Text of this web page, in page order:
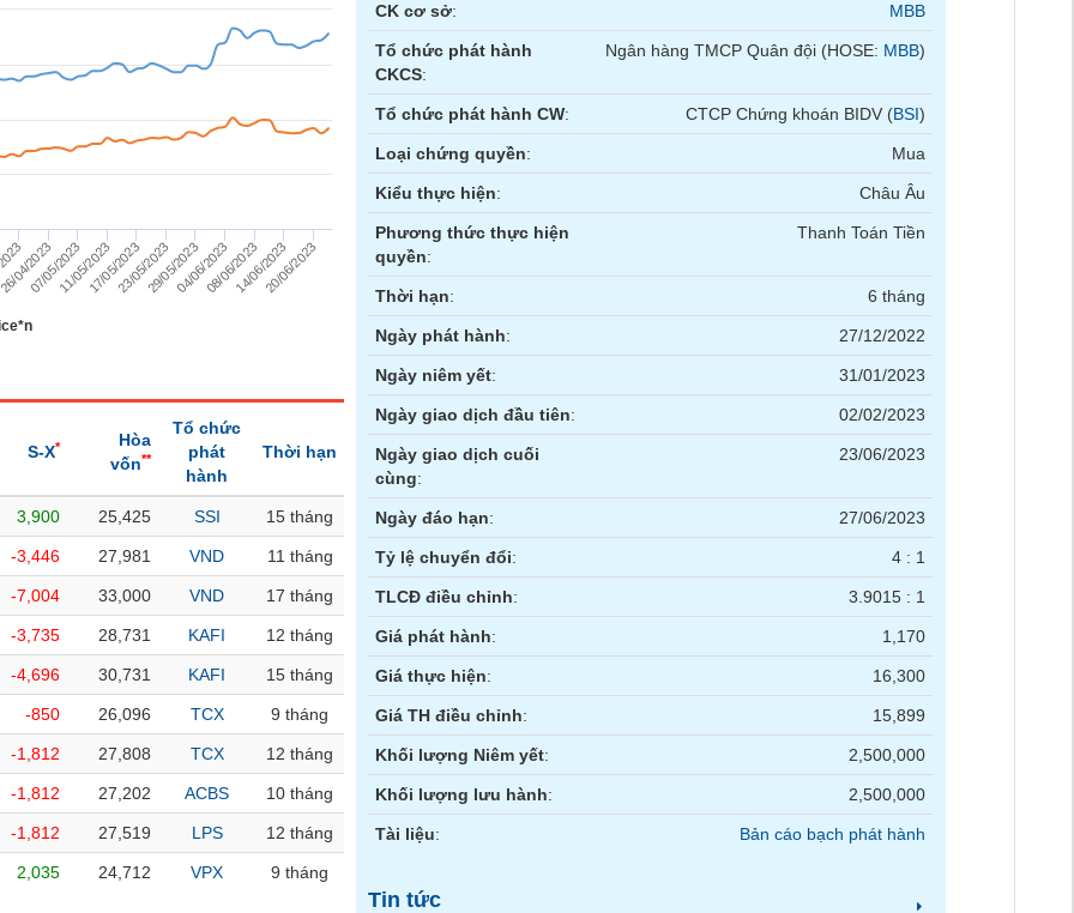
04/2023
07/05/202311/05/202317/05/202323/05/202329/05/202304/06/202308/06/202314/06/202320/06/2023
S-X*
Hòa
vốn**
Tổ chức
phát
hành
Thời hạn
3,900 25,425 SSI 15 tháng
-3,446 27,981 VND 11 tháng
-7,004 33,000 VND 17 tháng
-3,735 28,731 KAFI 12 tháng
-4,696 30,731 KAFI 15 tháng
-850 26,096 TCX 9 tháng
-1,812 27,808 TCX 12 tháng
-1,812 27,202 ACBS 10 tháng
-1,812 27,519 LPS 12 tháng
2,035 24,712 VPX 9 tháng
CK cơ sở: MBB
Tổ chức phát hành
CKCS:
Ngân hàng TMCP Quân đội (HOSE: MBB)
Tổ chức phát hành CW: CTCP Chứng khoán BIDV (BSI)
Loại chứng quyền: Mua
Kiểu thực hiện: Châu Âu
Phương thức thực hiện
quyền:
Thanh Toán Tiền
Thời hạn: 6 tháng
Ngày phát hành: 27/12/2022
Ngày niêm yết: 31/01/2023
Ngày giao dịch đầu tiên: 02/02/2023
Ngày giao dịch cuối
cùng:
23/06/2023
Ngày đáo hạn: 27/06/2023
Tỷ lệ chuyển đổi: 4 : 1
TLCĐ điều chỉnh: 3.9015 : 1
Giá phát hành: 1,170
Giá thực hiện: 16,300
Giá TH điều chỉnh: 15,899
Khối lượng Niêm yết: 2,500,000
Khối lượng lưu hành: 2,500,000
Tài liệu: Bản cáo bạch phát hành
Tin tức
Hợp đồng tương lai Trái phiếu